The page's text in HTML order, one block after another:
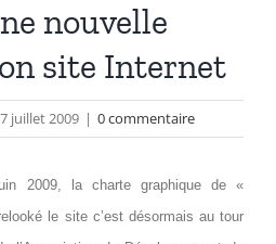
nouvelle
site Internet
juillet 2009 | 0 commentaire
2009, la charte graphique de «
le site c’est désormais au tour